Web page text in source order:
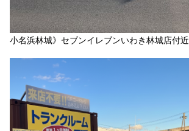
小名浜林城》セブンイレブンいわき林城店付近